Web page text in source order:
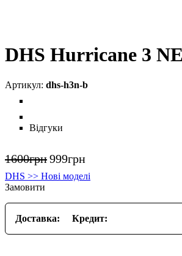
DHS Hurricane 3
dhs-h3n-b
Відгуки
1600грн999грн
DHS >> Нові моделі
Замовити
Доставка: Кредит: